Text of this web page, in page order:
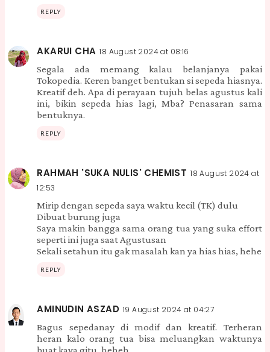
REPLY
AKARUI CHA 18 August 2024 at 08:16
Segala ada memang kalau belanjanya pakai
Tokopedia. Keren banget bentukan si sepeda hiasnya.
Kreatif deh. Apa di perayaan tujuh belas agustus kali
ini, bikin sepeda hias lagi, Mba? Penasaran sama
bentuknya.
REPLY
RAHMAH 'SUKA NULIS' CHEMIST 18 August 2024 at
12:53
Mirip dengan sepeda saya waktu kecil (TK) dulu
Dibuat burung juga
Saya makin bangga sama orang tua yang suka effort
seperti ini juga saat Agustusan
Sekali setahun itu gak masalah kan ya hias hias, hehe
REPLY
AMINUDIN ASZAD 19 August 2024 at 04:27
Bagus sepedanay di modif dan kreatif. Terheran
heran kalo orang tua bisa meluangkan waktunya
buat kaya gitu, heheh